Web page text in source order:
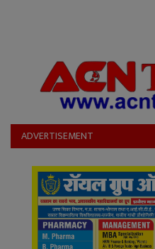
ADVERTISEMENT